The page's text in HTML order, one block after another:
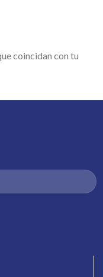
coincidan con tu